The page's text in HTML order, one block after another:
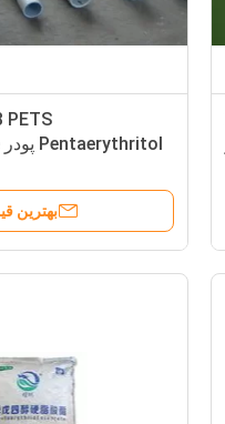
PETS
بهترین